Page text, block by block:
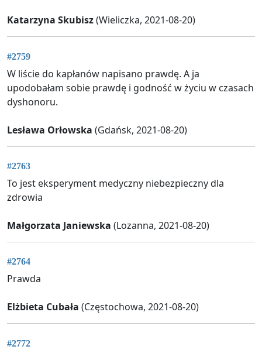
Katarzyna Skubisz(Wieliczka, 2021-08-20)
#2759
W liście do kapłanów napisano prawdę. A ja
upodobałam sobie prawdę i godność w życiu w czasach
dyshonoru.
Lesława Orłowska (Gdańsk, 2021-08-20)
#2763
To jest eksperyment medyczny niebezpieczny dla
zdrowia
Małgorzata Janiewska (Lozanna, 2021-08-20)
#2764
Prawda
Elżbieta Cubała (Częstochowa, 2021-08-20)
#2772